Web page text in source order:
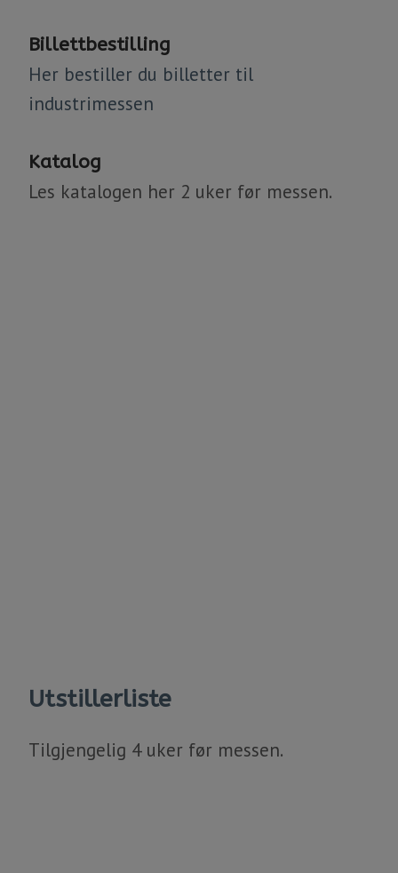
Billettbestilling
Her bestiller du billetter til
industrimessen
Katalog
Les katalogen her 2 uker før messen.
Utstillerliste
Tilgjengelig 4 uker før messen.